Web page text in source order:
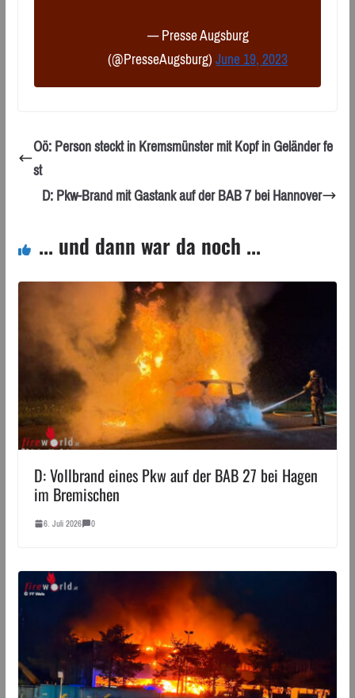
— Presse Augsburg
(@PresseAugsburg)June 19, 2023
Oö: Person steckt in Kremsmünster mit Kopf in Geländer fe
st
D: Pkw-Brand mit Gastank auf der BAB 7 bei Hannover
... und dann war da noch ...
D: Vollbrand eines Pkw auf der BAB 27 bei Hagen
im Bremischen
6. Juli 2026 0